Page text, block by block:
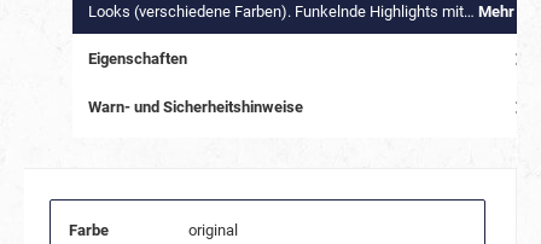
Looks (verschiedene Farben). Funkelnde Highlights mit… Mehr
Eigenschaften
Warn- und Sicherheitshinweise
Farbe original